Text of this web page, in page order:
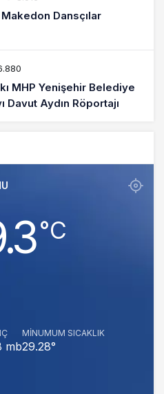
Dansçılar
MHP Yenişehir Belediye
Davut Aydın Röportajı
‎°C
mb
MINUMUM SICAKLIK
29.28°